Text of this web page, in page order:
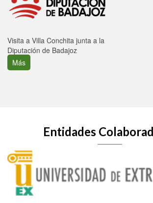
Visita a Villa Conchita junta a la
Diputación de Badajoz
Más
Entidades